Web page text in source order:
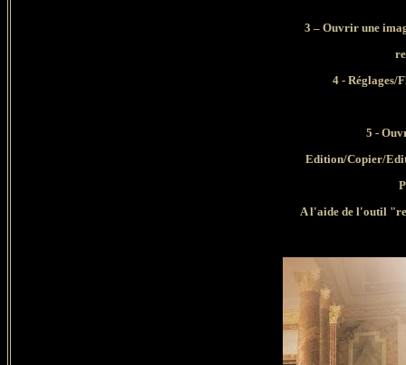
3 – Ouvrir une
4 - Réglages/
5 -
Edition/Copier/
A l'aide de l'outil